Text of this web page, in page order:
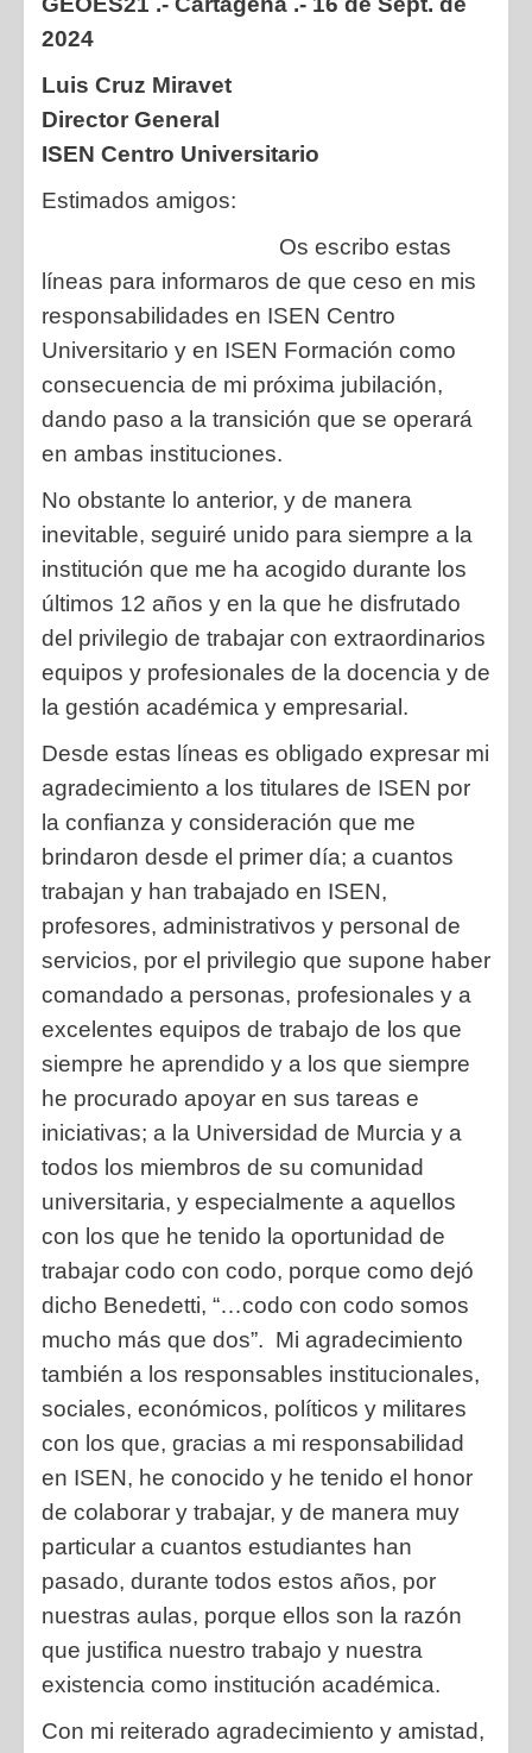
2024
Luis Cruz Miravet
Director General
ISEN Centro Universitario
Estimados amigos:
Os escribo estas
líneas para informaros de que ceso en mis
responsabilidades en ISEN Centro
Universitario y en ISEN Formación como
consecuencia de mi próxima jubilación,
dando paso a la transición que se operará
en ambas instituciones.
No obstante lo anterior, y de manera
inevitable, seguiré unido para siempre a la
institución que me ha acogido durante los
últimos 12 años y en la que he disfrutado
del privilegio de trabajar con extraordinarios
equipos y profesionales de la docencia y de
la gestión académica y empresarial.
Desde estas líneas es obligado expresar mi
agradecimiento a los titulares de ISEN por
la confianza y consideración que me
brindaron desde el primer día; a cuantos
trabajan y han trabajado en ISEN,
profesores, administrativos y personal de
servicios, por el privilegio que supone haber
comandado a personas, profesionales y a
excelentes equipos de trabajo de los que
siempre he aprendido y a los que siempre
he procurado apoyar en sus tareas e
iniciativas; a la Universidad de Murcia y a
todos los miembros de su comunidad
universitaria, y especialmente a aquellos
con los que he tenido la oportunidad de
trabajar codo con codo, porque como dejó
dicho Benedetti, “…codo con codo somos
mucho más que dos”. Mi agradecimiento
también a los responsables institucionales,
sociales, económicos, políticos y militares
con los que, gracias a mi responsabilidad
en ISEN, he conocido y he tenido el honor
de colaborar y trabajar, y de manera muy
particular a cuantos estudiantes han
pasado, durante todos estos años, por
nuestras aulas, porque ellos son la razón
que justifica nuestro trabajo y nuestra
existencia como institución académica.
Con mi reiterado agradecimiento y amistad,